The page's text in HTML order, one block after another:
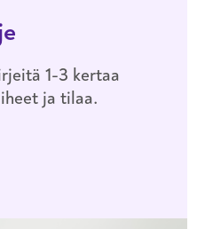
1-3 kertaa
ja tilaa.